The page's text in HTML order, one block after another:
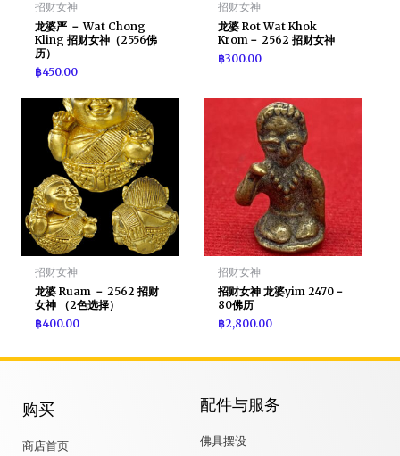
招财女神
龙婆严 － Wat Chong
Kling 招财女神（2556佛
历）
฿450.00
招财女神
龙婆 Rot Wat Khok
Krom－ 2562 招财女神
฿300.00
招财女神
龙婆 Ruam － 2562 招财
女神 （2色选择）
฿400.00
招财女神
招财女神 龙婆yim 2470－
80佛历
฿2,800.00
购买
商店首页
配件与服务
佛具摆设